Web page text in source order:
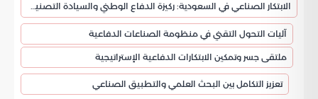
الابتكار الصناعي في السعودية: ركيزة الدفاع الوطني والسيادة التصنيعية
آليات التحول التقني في منظومة الصناعات الدفاعية
ملتقى جسر وتمكين الابتكارات الدفاعية الإستراتيجية
تعزيز التكامل بين البحث العلمي والتطبيق الصناعي